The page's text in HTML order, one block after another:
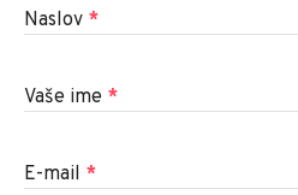
Naslov *
Vaše ime *
E-mail *